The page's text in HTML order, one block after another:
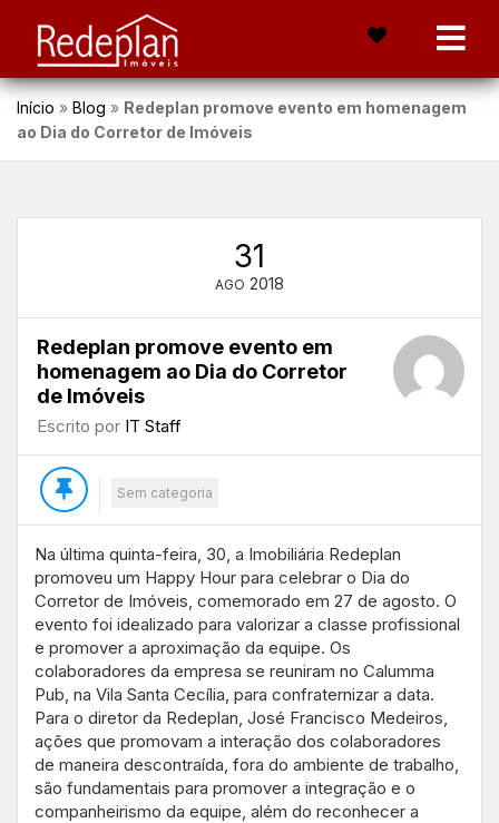
Início » Blog » Redeplan promove evento em homenagem
ao Dia do Corretor de Imóveis
31
AGO 2018
Redeplan promove evento em
homenagem ao Dia do Corretor
de Imóveis
Escrito por IT Staff
Sem categoria
Na última quinta-feira, 30, a Imobiliária Redeplan
promoveu um Happy Hour para celebrar o Dia do
Corretor de Imóveis, comemorado em 27 de agosto. O
evento foi idealizado para valorizar a classe profissional
e promover a aproximação da equipe. Os
colaboradores da empresa se reuniram no Calumma
Pub, na Vila Santa Cecília, para confraternizar a data.
Para o diretor da Redeplan, José Francisco Medeiros,
ações que promovam a interação dos colaboradores
de maneira descontraída, fora do ambiente de trabalho,
são fundamentais para promover a integração e o
companheirismo da equipe, além do reconhecer a